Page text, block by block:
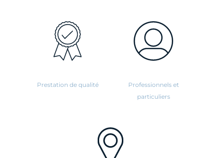
Prestation de qualité
Professionnels et
particuliers